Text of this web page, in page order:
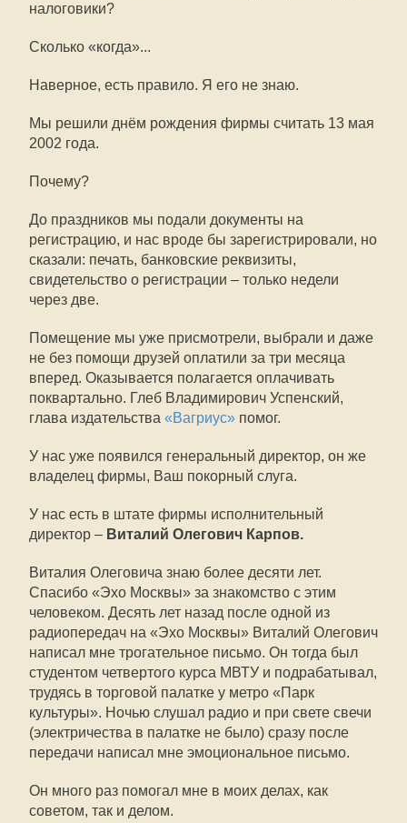
налоговики?
Сколько «когда»...
Наверное, есть правило. Я его не знаю.
Мы решили днём рождения фирмы считать 13 мая
2002 года.
Почему?
До праздников мы подали документы на
регистрацию, и нас вроде бы зарегистрировали, но
сказали: печать, банковские реквизиты,
свидетельство о регистрации – только недели
через две.
Помещение мы уже присмотрели, выбрали и даже
не без помощи друзей оплатили за три месяца
вперед. Оказывается полагается оплачивать
поквартально. Глеб Владимирович Успенский,
глава издательства «Вагриус» помог.
У нас уже появился генеральный директор, он же
владелец фирмы, Ваш покорный слуга.
У нас есть в штате фирмы исполнительный
директор – Виталий Олегович Карпов.
Виталия Олеговича знаю более десяти лет.
Спасибо «Эхо Москвы» за знакомство с этим
человеком. Десять лет назад после одной из
радиопередач на «Эхо Москвы» Виталий Олегович
написал мне трогательное письмо. Он тогда был
студентом четвертого курса МВТУ и подрабатывал,
трудясь в торговой палатке у метро «Парк
культуры». Ночью слушал радио и при свете свечи
(электричества в палатке не было) сразу после
передачи написал мне эмоциональное письмо.
Он много раз помогал мне в моих делах, как
советом, так и делом.